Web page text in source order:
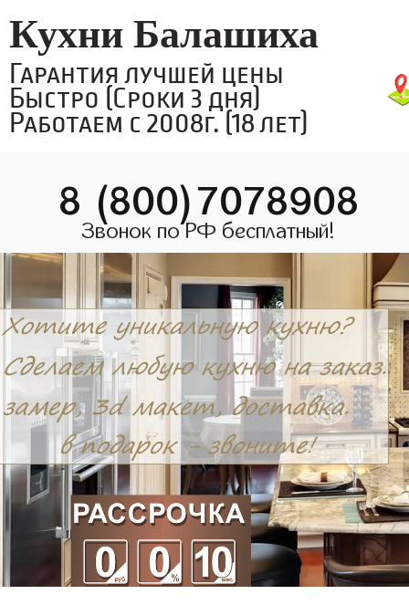
Кухни Балашиха
Гарантия лучшей цены
Быстро (Сроки 3 дня)
Работаем с 2008г. (18 лет)
8 (800)7078908
Звонок по РФ бесплатный!